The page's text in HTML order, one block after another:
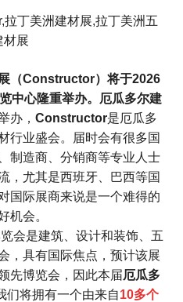
拉丁美洲建材展,拉丁美洲五
材展
（Constructor）将于2026
中心隆重举办。
厄瓜多尔建
办， Constructor是厄瓜多
行业盛会。届时会有很多国
制造商、分销商等专业人士
，尤其是西班牙、巴西等国
国际展商来说是一个难得的
机会。
是建筑、设计和装饰、五
，具有国际焦点，预计该展
先博览会，因此本届厄瓜多
们将拥有一个由来自10多个